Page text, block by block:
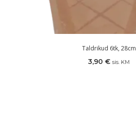
Taldrikud 6tk, 28cm
3,90 € sis. KM